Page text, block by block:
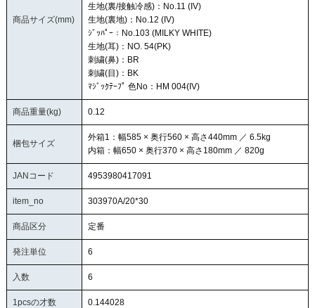
商品サイズ(mm)
生地(裏/接触冷感)：No.11 (IV)
生地(裏地)：No.12 (IV)
ｼﾞｯﾊﾟｰ：No.103 (MILKY WHITE)
生地(耳)：NO. 54(PK)
刺繍(鼻)：BR
刺繍(目)：BK
ﾏｼﾞｯｸﾃｰﾌﾟ 色No：HM 004(IV)
商品重量(kg) 0.12
梱包サイズ
外箱1：幅585 × 奥行560 × 高さ440mm ／ 6.5kg
内箱：幅650 × 奥行370 × 高さ180mm ／ 820g
JANコード 4953980417091
item_no 303970A/20*30
商品区分 定番
発注単位 6
入数 6
1pcsの才数 0.144028